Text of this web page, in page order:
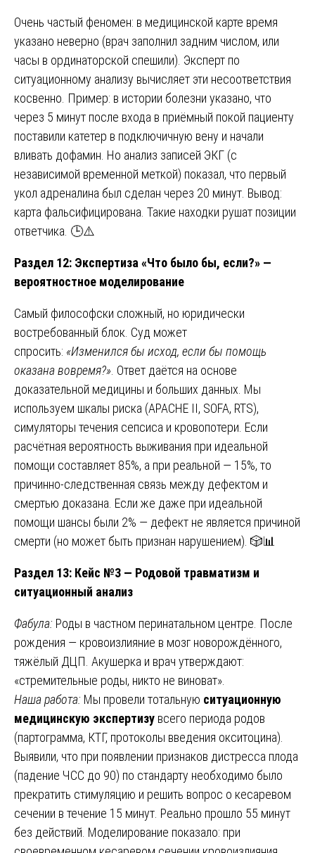
Очень частый феномен: в медицинской карте время
указано неверно (врач заполнил задним числом, или
часы в ординаторской спешили). Эксперт по
ситуационному анализу вычисляет эти несоответствия
косвенно. Пример: в истории болезни указано, что
через 5 минут после входа в приёмный покой пациенту
поставили катетер в подключичную вену и начали
вливать дофамин. Но анализ записей ЭКГ (с
независимой временной меткой) показал, что первый
укол адреналина был сделан через 20 минут. Вывод:
карта фальсифицирована. Такие находки рушат позиции
ответчика. 🕒⚠️
Раздел 12: Экспертиза «Что было бы, если?» —
вероятностное моделирование
Самый философски сложный, но юридически
востребованный блок. Суд может
спросить: «Изменился бы исход, если бы помощь
оказана вовремя?» . Ответ даётся на основе
доказательной медицины и больших данных. Мы
используем шкалы риска (APACHE II, SOFA, RTS),
симуляторы течения сепсиса и кровопотери. Если
расчётная вероятность выживания при идеальной
помощи составляет 85%, а при реальной — 15%, то
причинно-следственная связь между дефектом и
смертью доказана. Если же даже при идеальной
помощи шансы были 2% — дефект не является причиной
смерти (но может быть признан нарушением). 🎲📊
Раздел 13: Кейс №3 — Родовой травматизм и
ситуационный анализ
Фабула: Роды в частном перинатальном центре. После
рождения — кровоизлияние в мозг новорождённого,
тяжёлый ДЦП. Акушерка и врач утверждают:
«стремительные роды, никто не виноват».
Наша работа: Мы провели тотальную ситуационную
медицинскую экспертизу всего периода родов
(партограмма, КТГ, протоколы введения окситоцина).
Выявили, что при появлении признаков дистресса плода
(падение ЧСС до 90) по стандарту необходимо было
прекратить стимуляцию и решить вопрос о кесаревом
сечении в течение 15 минут. Реально прошло 55 минут
без действий. Моделирование показало: при